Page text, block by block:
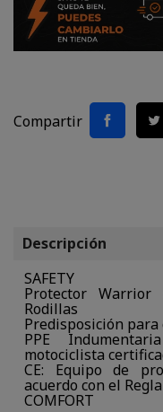
Compartir
Descripción
SAFETY
Protector Warrior
Rodillas
Predisposición para
PPE
motociclista
CE: Equipo de
acuerdo con el
COMFORT